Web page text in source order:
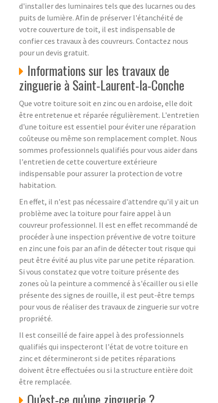
d'installer des luminaires tels que des lucarnes ou des
puits de lumière. Afin de préserver l'étanchéité de
votre couverture de toit, il est indispensable de
confier ces travaux à des couvreurs. Contactez nous
pour un devis gratuit.
Informations sur les travaux de
zinguerie à Saint-Laurent-la-Conche
Que votre toiture soit en zinc ou en ardoise, elle doit
être entretenue et réparée régulièrement. L'entretien
d'une toiture est essentiel pour éviter une réparation
coûteuse ou même son remplacement complet. Nous
sommes professionnels qualifiés pour vous aider dans
l'entretien de cette couverture extérieure
indispensable pour assurer la protection de votre
habitation.
En effet, il n'est pas nécessaire d'attendre qu'il y ait un
problème avec la toiture pour faire appel à un
couvreur professionnel. Il est en effet recommandé de
procéder à une inspection préventive de votre toiture
en zinc une fois par an afin de détecter tout risque qui
peut être évité au plus vite par une petite réparation.
Si vous constatez que votre toiture présente des
zones où la peinture a commencé à s'écailler ou si elle
présente des signes de rouille, il est peut-être temps
pour vous de réaliser des travaux de zinguerie sur votre
propriété.
Il est conseillé de faire appel à des professionnels
qualifiés qui inspecteront l'état de votre toiture en
zinc et détermineront si de petites réparations
doivent être effectuées ou si la structure entière doit
être remplacée.